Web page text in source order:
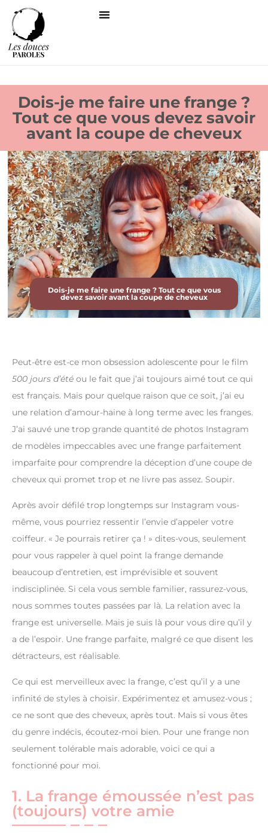
Dois-je me faire une frange ?
Tout ce que vous devez savoir
avant la coupe de cheveux
Dois-je me faire une frange ? Tout ce que vous
devez savoir avant la coupe de cheveux
Peut-être est-ce mon obsession adolescente pour le film
500 jours d’été ou le fait que j’ai toujours aimé tout ce qui
est français. Mais pour quelque raison que ce soit, j’ai eu
une relation d’amour-haine à long terme avec les franges.
J’ai sauvé une trop grande quantité de photos Instagram
de modèles impeccables avec une frange parfaitement
imparfaite pour comprendre la déception d’une coupe de
cheveux qui promet trop et ne livre pas assez. Soupir.
Après avoir défilé trop longtemps sur Instagram vous-
même, vous pourriez ressentir l’envie d’appeler votre
coiffeur. « Je pourrais retirer ça ! » dites-vous, seulement
pour vous rappeler à quel point la frange demande
beaucoup d’entretien, est imprévisible et souvent
indisciplinée. Si cela vous semble familier, rassurez-vous,
nous sommes toutes passées par là. La relation avec la
frange est universelle. Mais je suis là pour vous dire qu’il y
a de l’espoir. Une frange parfaite, malgré ce que disent les
détracteurs, est réalisable.
Ce qui est merveilleux avec la frange, c’est qu’il y a une
infinité de styles à choisir. Expérimentez et amusez-vous ;
ce ne sont que des cheveux, après tout. Mais si vous êtes
du genre indécis, écoutez-moi bien. Pour une frange non
seulement tolérable mais adorable, voici ce qui a
fonctionné pour moi.
1. La frange émoussée n’est pas
(toujours) votre amie